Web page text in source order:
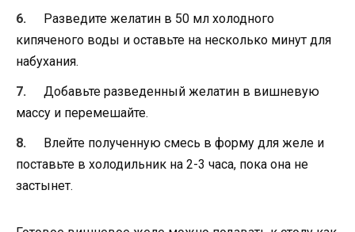
Разведите желатин в 50 мл холодного
кипяченого воды и оставьте на несколько минут для
набухания.
Добавьте разведенный желатин в вишневую
массу и перемешайте.
Влейте полученную смесь в форму для желе и
поставьте в холодильник на 2-3 часа, пока она не
застынет.